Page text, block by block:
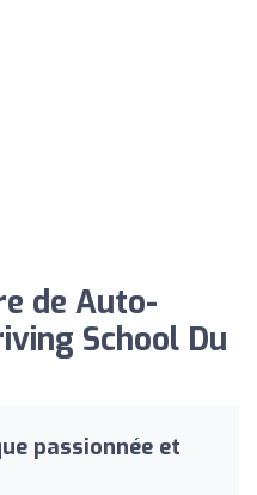
de Auto-
School Du
passionnée et